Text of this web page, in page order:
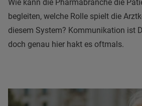
Wie kann die Pharmabranche die
begleiten, welche Rolle spielt die
diesem System? Kommunikation ist
doch genau hier hakt es oftmals.